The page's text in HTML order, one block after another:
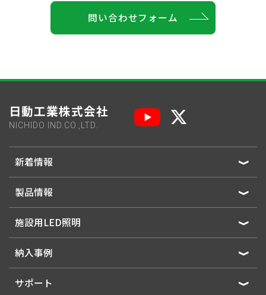
問い合わせフォーム
日動工業株式会社
NICHIDO IND.CO.,LTD.
新着情報
製品情報
施設用LED照明
納入事例
サポート